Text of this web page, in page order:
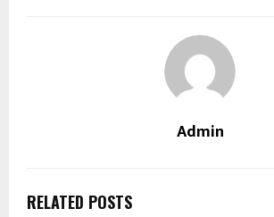
Admin
RELATED POSTS